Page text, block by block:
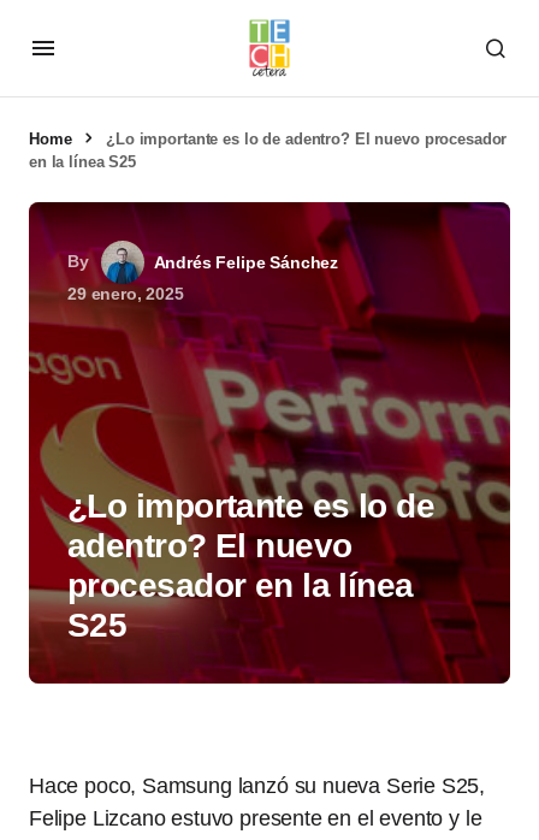
Home
¿Lo importante es lo de adentro? El nuevo procesador
en la línea S25
By
Andrés Felipe Sánchez
29 enero, 2025
¿Lo importante es lo de
adentro? El nuevo
procesador en la línea
S25
Hace poco, Samsung lanzó su nueva Serie S25,
Felipe Lizcano estuvo presente en el evento y le